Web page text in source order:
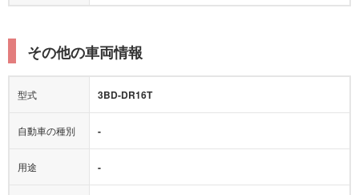
その他の車両情報
型式 3BD-DR16T
自動車の種別 -
用途 -